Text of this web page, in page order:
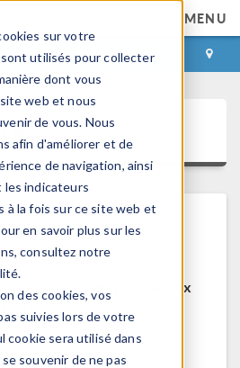
sur votre
utilisés pour collecter
dont vous
web et nous
de vous. Nous
afin d'améliorer et de
de navigation, ainsi
les indicateurs
à la fois sur ce site web et
en savoir plus sur les
consultez notre
des cookies, vos
suivies lors de votre
cookie sera utilisé dans
souvenir de ne pas
MENU
CONNEXION CONTACT
COMSOL Access
un service disponible aux